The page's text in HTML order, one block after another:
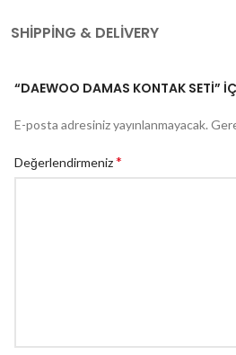
SHIPPING & DELIVERY
“DAEWOO DAMAS KONTAK SETİ”
E-posta adresiniz yayınlanmayacak.
Değerlendirmeniz*